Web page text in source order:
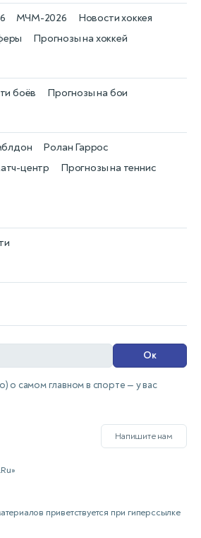
Новости хоккея
Прогнозы на хоккей
МЧМ-2026
боёв Прогнозы на бои
центр
Прогнозы на теннис
Ролан Гаррос
Ок
о самом главном в спорте — у вас
Напишите нам
приветствуется при гиперссылке